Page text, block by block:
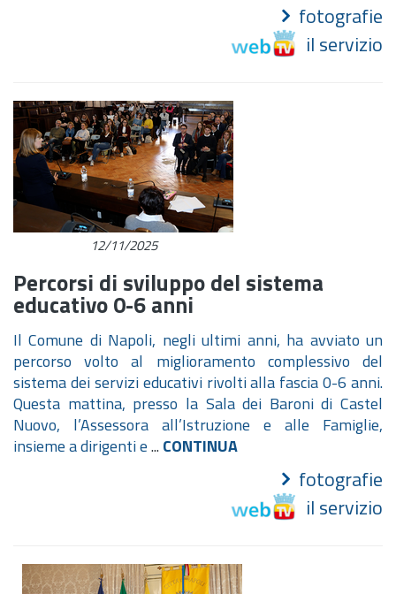
fotografie
il servizio
12/11/2025
Percorsi di sviluppo del sistema
educativo 0-6 anni
Il Comune di Napoli, negli ultimi anni, ha avviato un
percorso volto al miglioramento complessivo del
sistema dei servizi educativi rivolti alla fascia 0-6 anni.
Questa mattina, presso la Sala dei Baroni di Castel
Nuovo, l’Assessora all’Istruzione e alle Famiglie,
insieme a dirigenti e... CONTINUA
fotografie
il servizio